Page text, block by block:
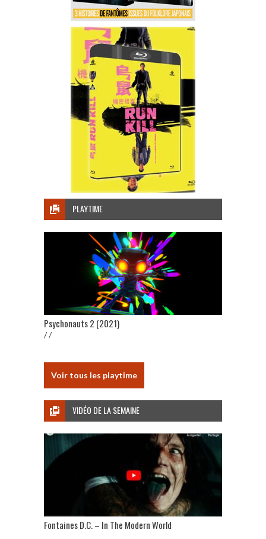
PLAYTIME
Psychonauts 2 (2021)
/ /
Voir tous les playtime
VIDÉO DE LA SEMAINE
Fontaines D.C. – In The Modern World